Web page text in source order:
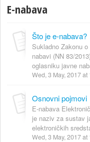
E-nabava
Što je e-nabava?
Sukladno Zakonu
nabavi (NN 83/
oglasniku javne
Wed, 3 May, 2017 at
Osnovni pojmovi
E-nabava
je naziv za sustav
elektroničkih
Wed, 3 May, 2017 at